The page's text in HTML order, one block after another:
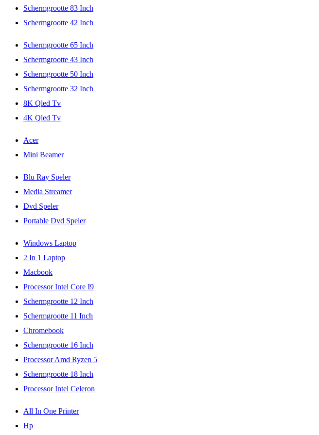
Schermgrootte 83 Inch
Schermgrootte 42 Inch
Schermgrootte 65 Inch
Schermgrootte 43 Inch
Schermgrootte 50 Inch
Schermgrootte 32 Inch
8K Qled Tv
4K Qled Tv
Acer
Mini Beamer
Blu Ray Speler
Media Streamer
Dvd Speler
Portable Dvd Speler
Windows Laptop
2 In 1 Laptop
Macbook
Processor Intel Core I9
Schermgrootte 12 Inch
Schermgrootte 11 Inch
Chromebook
Schermgrootte 16 Inch
Processor Amd Ryzen 5
Schermgrootte 18 Inch
Processor Intel Celeron
All In One Printer
Hp